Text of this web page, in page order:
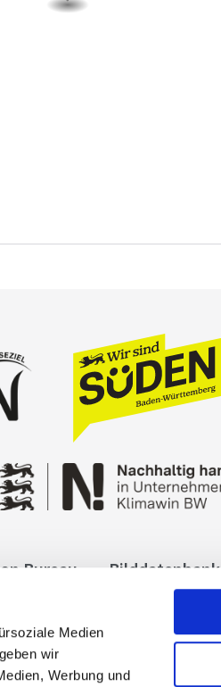
Medien
wir
Werbung und
Bureau
Bilddatenbank